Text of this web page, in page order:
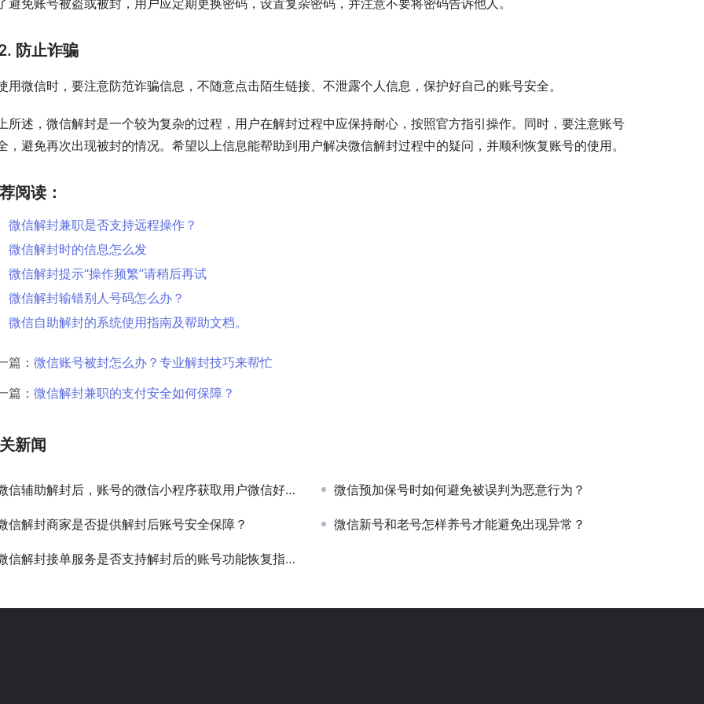
避免账号被盗或被封，用户应定期更换密码，设置复杂密码，并注意不要将密码告诉他人。
防止诈骗
用微信时，要注意防范诈骗信息，不随意点击陌生链接、不泄露个人信息，保护好自己的账号安全。
所述，微信解封是一个较为复杂的过程，用户在解封过程中应保持耐心，按照官方指引操作。同时，要注意账号
，避免再次出现被封的情况。希望以上信息能帮助到用户解决微信解封过程中的疑问，并顺利恢复账号的使用。
阅读：
微信解封兼职是否支持远程操作？
微信解封时的信息怎么发
微信解封提示“操作频繁”请稍后再试
微信解封输错别人号码怎么办？
微信自助解封的系统使用指南及帮助文档。
篇： 微信账号被封怎么办？专业解封技巧来帮忙
篇： 微信解封兼职的支付安全如何保障？
新闻
信辅助解封后，账号的微信小程序获取用户微信好友关系功能是否会恢复？ 微信预加保号时如何避免被误判为恶意行为？
信解封商家是否提供解封后账号安全保障？ 微信新号和老号怎样养号才能避免出现异常？
信解封接单服务是否支持解封后的账号功能恢复指导？